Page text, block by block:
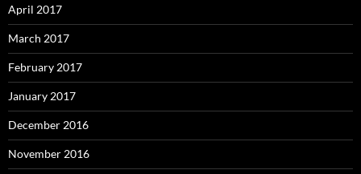
April 2017
March 2017
February 2017
January 2017
December 2016
November 2016